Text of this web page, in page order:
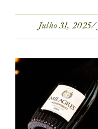
Julho 31, 2025